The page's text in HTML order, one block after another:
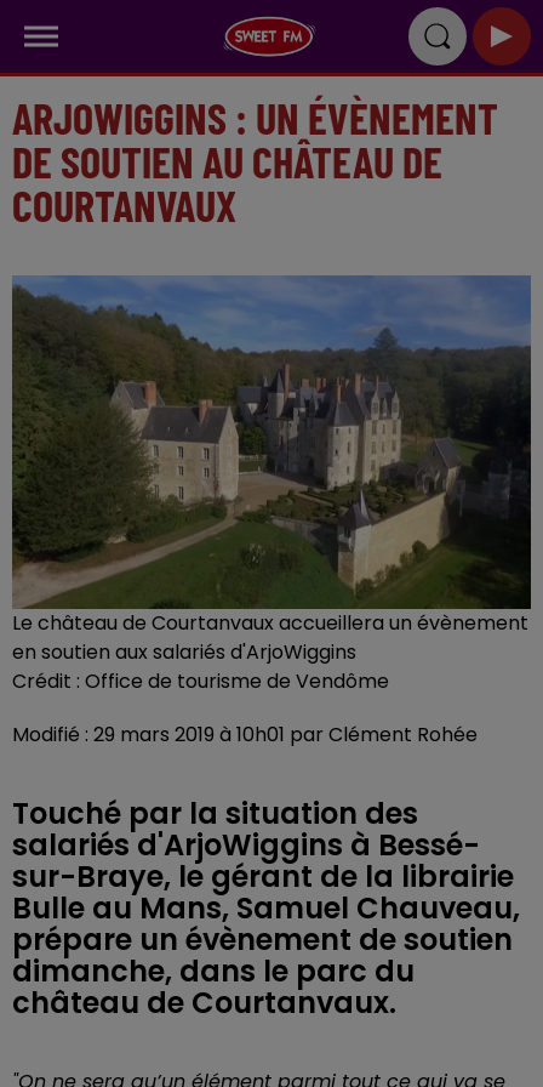
ARJOWIGGINS : UN ÉVÈNEMENT
DE SOUTIEN AU CHÂTEAU DE
COURTANVAUX
Le château de Courtanvaux accueillera un évènement
en soutien aux salariés d'ArjoWiggins
Crédit : Office de tourisme de Vendôme
Modifié : 29 mars 2019 à 10h01 par Clément Rohée
Touché par la situation des
salariés d'ArjoWiggins à Bessé-
sur-Braye, le gérant de la librairie
Bulle au Mans, Samuel Chauveau,
prépare un évènement de soutien
dimanche, dans le parc du
château de Courtanvaux.